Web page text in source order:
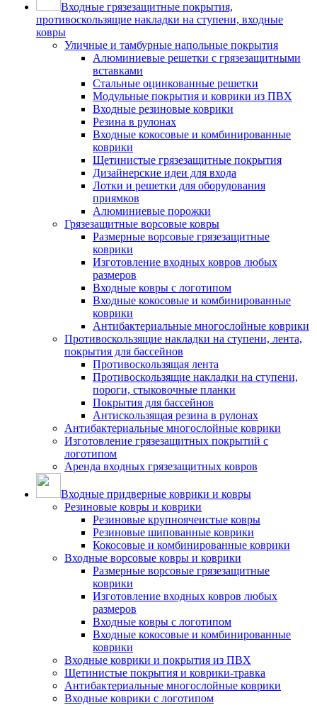
Входные грязезащитные покрытия,
противоскользящие накладки на ступени, входные
ковры
Уличные и тамбурные напольные покрытия
Алюминиевые решетки с грязезащитными
вставками
Стальные оцинкованные решетки
Модульные покрытия и коврики из ПВХ
Входные резиновые коврики
Резина в рулонах
Входные кокосовые и комбинированные
коврики
Щетинистые грязезащитные покрытия
Дизайнерские идеи для входа
Лотки и решетки для оборудования
приямков
Алюминиевые порожки
Грязезащитные ворсовые ковры
Размерные ворсовые грязезащитные
коврики
Изготовление входных ковров любых
размеров
Входные ковры с логотипом
Входные кокосовые и комбинированные
коврики
Антибактериальные многослойные коврики
Противоскользящие накладки на ступени, лента,
покрытия для бассейнов
Противоскользящая лента
Противоскользящие накладки на ступени,
пороги, стыковочные планки
Покрытия для бассейнов
Антискользящая резина в рулонах
Антибактериальные многослойные коврики
Изготовление грязезащитных покрытий с
логотипом
Аренда входных грязезащитных ковров
Входные придверные коврики и ковры
Резиновые ковры и коврики
Резиновые крупноячеистые ковры
Резиновые шипованные коврики
Кокосовые и комбинированные коврики
Входные ворсовые ковры и коврики
Размерные ворсовые грязезащитные
коврики
Изготовление входных ковров любых
размеров
Входные ковры с логотипом
Входные кокосовые и комбинированные
коврики
Входные коврики и покрытия из ПВХ
Щетинистые покрытия и коврики-травка
Антибактериальные многослойные коврики
Входные коврики с логотипом